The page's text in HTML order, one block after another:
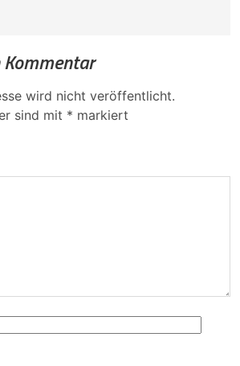
Kommentar
wird nicht veröffentlicht.
sind mit * markiert